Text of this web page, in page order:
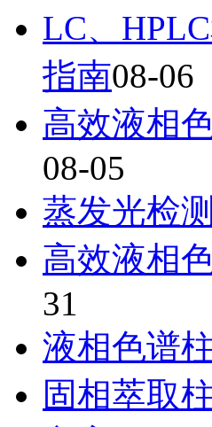
LC、
指南08-06
高效液相
08-05
蒸发光检
高效液相
31
液相色谱
固相萃取